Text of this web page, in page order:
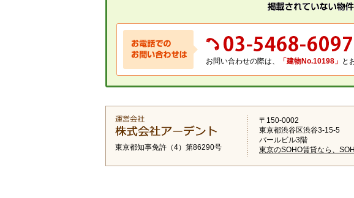
お問い合わせの際は、 「建物No.10198」 と
東京都知事免許（4）第86290号
〒150-0002
東京都渋谷区渋谷3-15-5
パールビル3階
東京のSOHO賃貸なら、